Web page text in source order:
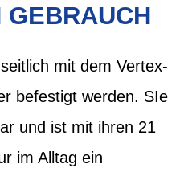
mit dem Vertex-
befestigt werden. SIe
und ist mit ihren 21
im Alltag ein